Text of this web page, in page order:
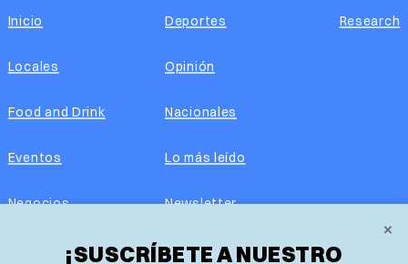
×
¡SUSCRÍBETE A NUESTRO
Inicio
Locales
Food and Drink
Eventos
Negocios
Real Estate
Deportes
Opinión
Nacionales
Lo más leído
Newsletter
Edición impresa
Research